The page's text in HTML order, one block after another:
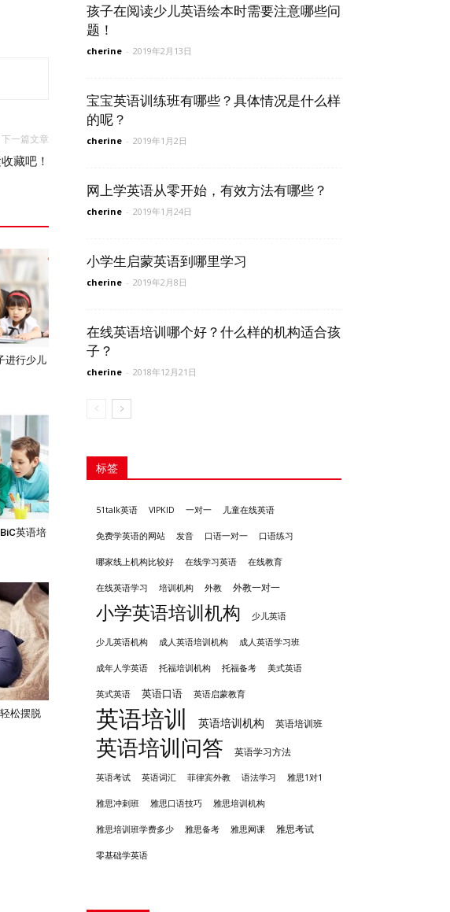
下一篇文章
藏吧！
进行少儿
英语培
松摆脱
孩子在阅读少儿英语绘本时需要注意哪些问
题！
cherine - 2019年2月13日
宝宝英语训练班有哪些？具体情况是什么样
的呢？
cherine - 2019年1月2日
网上学英语从零开始，有效方法有哪些？
cherine - 2019年1月24日
小学生启蒙英语到哪里学习
cherine - 2019年2月8日
在线英语培训哪个好？什么样的机构适合孩
子？
cherine - 2018年12月21日
标签
51talk英语 VIPKID 一对一 儿童在线英语
免费学英语的网站 发音 口语一对一 口语练习
哪家线上机构比较好 在线学习英语 在线教育
在线英语学习 培训机构 外教 外教一对一
小学英语培训机构 少儿英语
少儿英语机构 成人英语培训机构 成人英语学习班
成年人学英语 托福培训机构 托福备考 美式英语
英式英语 英语口语 英语启蒙教育
英语培训 英语培训机构 英语培训班
英语培训问答 英语学习方法
英语考试 英语词汇 菲律宾外教 语法学习 雅思1对1
雅思冲刺班 雅思口语技巧 雅思培训机构
雅思培训班学费多少 雅思备考 雅思网课 雅思考试
零基础学英语